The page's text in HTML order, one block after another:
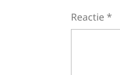
Reactie*